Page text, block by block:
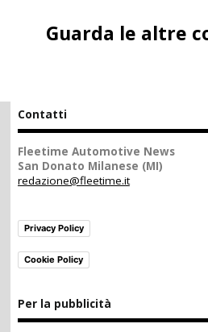
Guarda le altre
Contatti
Fleetime Automotive News
San Donato Milanese (MI)
redazione@fleetime.it
Privacy Policy
Cookie Policy
Per la pubblicità